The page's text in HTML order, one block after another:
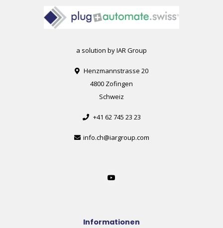
a solution by IAR Group
Henzmannstrasse 20
4800 Zofingen
Schweiz
+41 62 745 23 23
info.ch@iargroup.com
Informationen